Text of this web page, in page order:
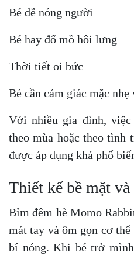
Bé dễ nóng người
Bé hay đổ mồ hôi lưng
Thời tiết oi bức
Bé cần cảm giác mặc
Với nhiều gia đình,
theo mùa hoặc theo tình
được áp dụng khá phổ
Thiết kế bề mặt
Bỉm đêm hè Momo
mát tay và ôm gọn cơ
bí nóng. Khi bé trở